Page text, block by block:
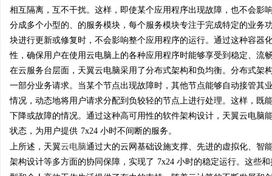
相互隔离，互不干扰。这样，即使某个应用程序出现故障，也不会
分成多个小型的、的服务模块，每个服务模块专注于完成特定的业
块进行更新或修复时，不会影响整个应用程序的运行。通过这种容器
性，确保用户在使用云电脑上的各种应用程序时能够享受到稳定、流
在云服务台层面，天翼云电脑采用了分布式架构和负均衡。分布式
一部分业务请求。当某个节点出现故障时，其他节点能够自动接管
情况，动态地将用户请求分配到负较轻的节点上进行处理。这样，
下降或故障的情况。通过这种高可用性的软件架构设计，天翼云电
状态，为用户提供 7x24 小时不间断的服务。
上所述，天翼云电脑通过大的云网基础设施支撑、先进的虚拟化、智
架构设计等多方面的协同保障，实现了 7x24 小时的稳定运行。这些